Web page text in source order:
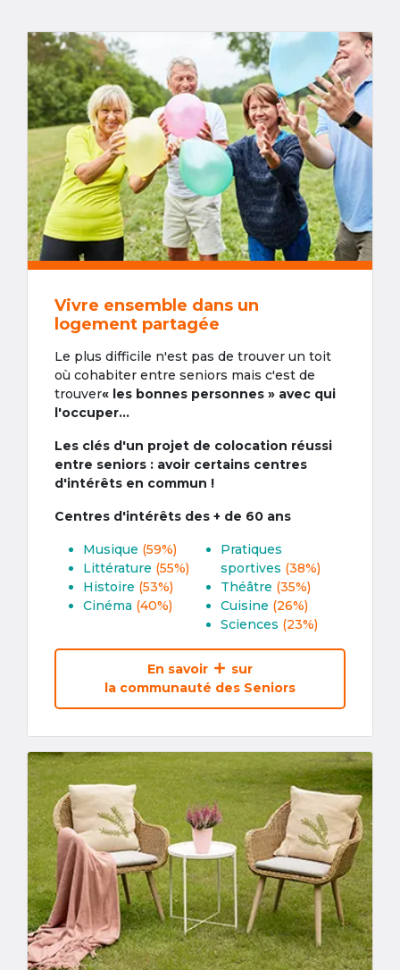
Vivre ensemble dans un
logement partagée
Le plus difficile n'est pas de trouver un toit
où cohabiter entre seniors mais c'est de
trouver« les bonnes personnes » avec qui
l'occuper...
Les clés d'un projet de colocation réussi
entre seniors : avoir certains centres
d'intérêts en commun !
Centres d'intérêts des + de 60 ans
Musique (59%)
Littérature (55%)
Histoire (53%)
Cinéma (40%)
Pratiques
sportives (38%)
Théâtre (35%)
Cuisine (26%)
Sciences (23%)
En savoir
sur
la communauté des Seniors